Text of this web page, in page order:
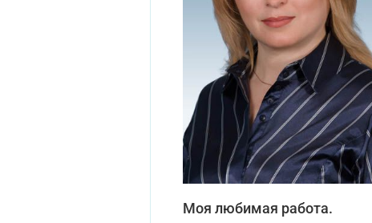
Моя любимая работа.